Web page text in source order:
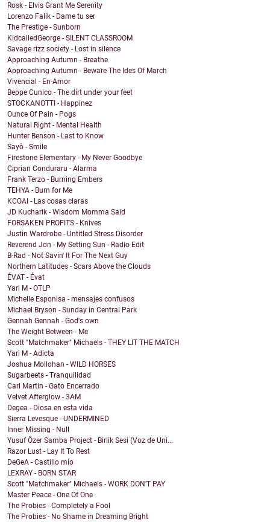
Rosk - Elvis Grant Me Serenity
Lorenzo Falik - Dame tu ser
The Prestige - Sunborn
KidcalledGeorge - SILENT CLASSROOM
Savage rizz society - Lost in silence
Approaching Autumn - Breathe
Approaching Autumn - Beware The Ides Of March
Vivencial - En-Amor
Beppe Cunico - The dirt under your feet
STOCKANOTTI - Happinez
Ounce Of Pain - Pogs
Natural Right - Mental Health
Hunter Benson - Last to Know
Sayò - Smile
Firestone Elementary - My Never Goodbye
Ciprian Conduraru - Alarma
Frank Terzo - Burning Embers
TEHYA - Burn for Me
KCOAI - Las cosas claras
JD Kucharik - Wisdom Momma Said
FORSAKEN PROFITS - Knives
Justin Wardrobe - Untitled Stress Disorder
Reverend Jon - My Setting Sun - Radio Edit
B-Rad - Not Savin' It For The Next Guy
Northern Latitudes - Scars Above the Clouds
ÉVAT - Évat
Yari M - OTLP
Michelle Esponisa - mensajes confusos
Michael Bryson - Sunday in Central Park
Gennah Gennah - God's own
The Weight Between - Me
Scott "Matchmaker" Michaels - THEY LIT THE MATCH
Yari M - Adicta
Joshua Mollohan - WILD HORSES
Sugarbeets - Tranquilidad
Carl Martin - Gato Encerrado
Velvet Afterglow - 3AM
Degea - Diosa en esta vida
Sierra Levesque - UNDERMINED
Inner Missing - Null
Yusuf Özer Samba Project - Birlik Sesi (Voz de Uni...
Razor Lust - Lay It To Rest
DeGeA - Castillo mío
LEXRAY - BORN STAR
Scott "Matchmaker" Michaels - WORK DON’T PAY
Master Peace - One Of One
The Probies - Completely a Fool
The Probies - No Shame in Dreaming Bright